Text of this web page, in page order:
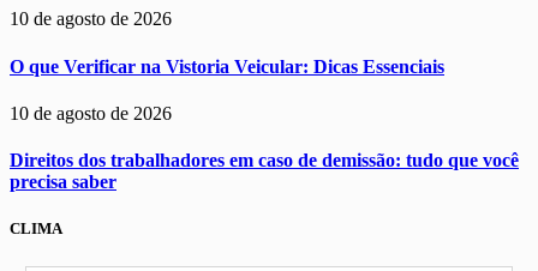
10 de agosto de 2026
O que Verificar na Vistoria Veicular: Dicas Essenciais
10 de agosto de 2026
Direitos dos trabalhadores em caso de demissão: tudo que você
precisa saber
CLIMA